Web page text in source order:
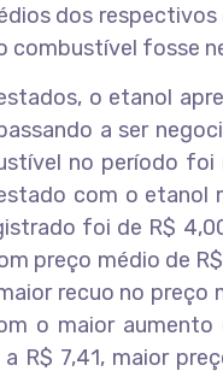
dos respectivos
combustível fosse
o etanol
a ser
no período foi
estado com o
foi de R$
preço médio de
recuo no preço
o maior aumento
a R$ 7,41, maior